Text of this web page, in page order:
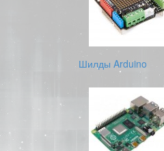
Шилды Arduino